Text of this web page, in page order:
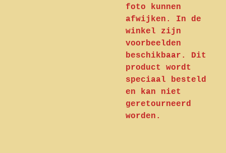
foto kunnen
afwijken. In de
winkel zijn
voorbeelden
beschikbaar. Dit
product wordt
speciaal besteld
en kan niet
geretourneerd
worden.